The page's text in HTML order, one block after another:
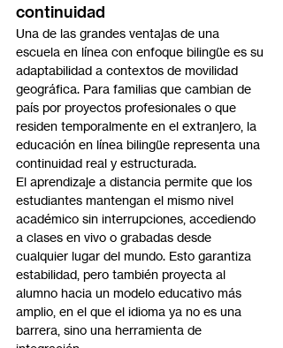
continuidad
Una de las grandes ventajas de una
escuela en línea con enfoque bilingüe es su
adaptabilidad a contextos de movilidad
geográfica. Para familias que cambian de
país por proyectos profesionales o que
residen temporalmente en el extranjero, la
educación en línea bilingüe representa una
continuidad real y estructurada.
El aprendizaje a distancia permite que los
estudiantes mantengan el mismo nivel
académico sin interrupciones, accediendo
a clases en vivo o grabadas desde
cualquier lugar del mundo. Esto garantiza
estabilidad, pero también proyecta al
alumno hacia un modelo educativo más
amplio, en el que el idioma ya no es una
barrera, sino una herramienta de